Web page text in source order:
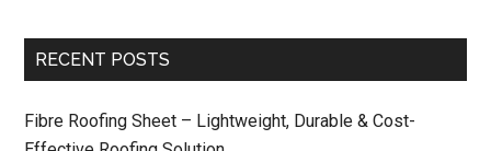
RECENT POSTS
Fibre Roofing Sheet – Lightweight, Durable & Cost-